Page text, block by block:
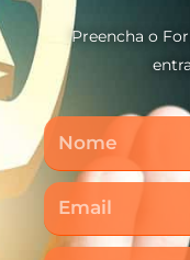
Preencha o
Nome
Email